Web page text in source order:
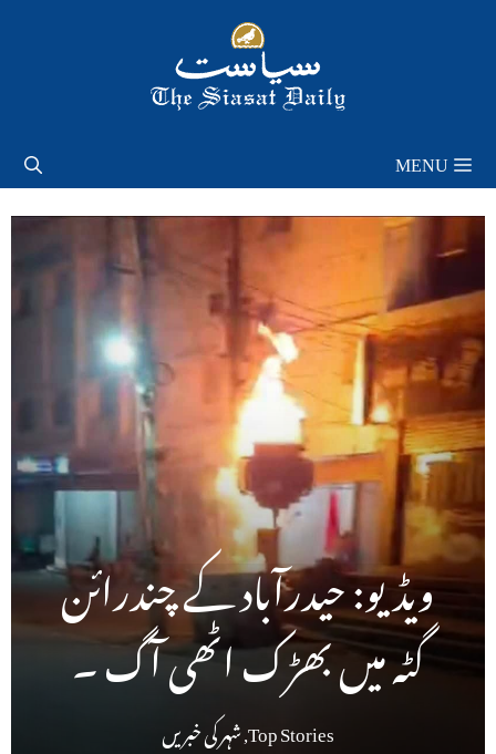
MENU
ویڈیو: حیدرآباد کے چندرائن
گٹہ میں بھڑک اٹھی آگ ۔
Top Stories
,شہر کی خبریں